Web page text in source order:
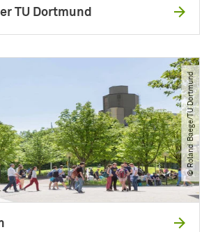
TU Dortmund
© Roland Baege​/​TU Dortmund